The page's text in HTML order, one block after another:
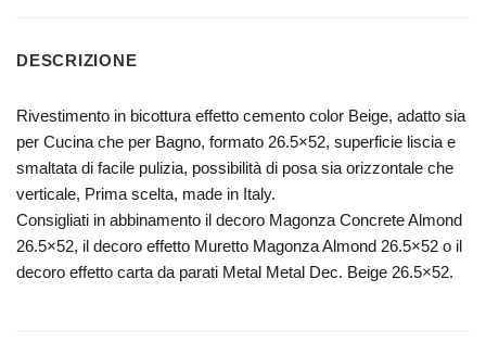
DESCRIZIONE
Rivestimento in bicottura effetto cemento color Beige, adatto sia
per Cucina che per Bagno, formato 26.5×52, superficie liscia e
smaltata di facile pulizia, possibilità di posa sia orizzontale che
verticale, Prima scelta, made in Italy.
Consigliati in abbinamento il decoro Magonza Concrete Almond
26.5×52, il decoro effetto Muretto Magonza Almond 26.5×52 o il
decoro effetto carta da parati Metal Metal Dec. Beige 26.5×52.